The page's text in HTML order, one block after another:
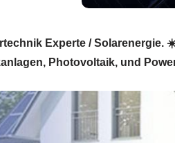
Experte /
Photovoltaik, und